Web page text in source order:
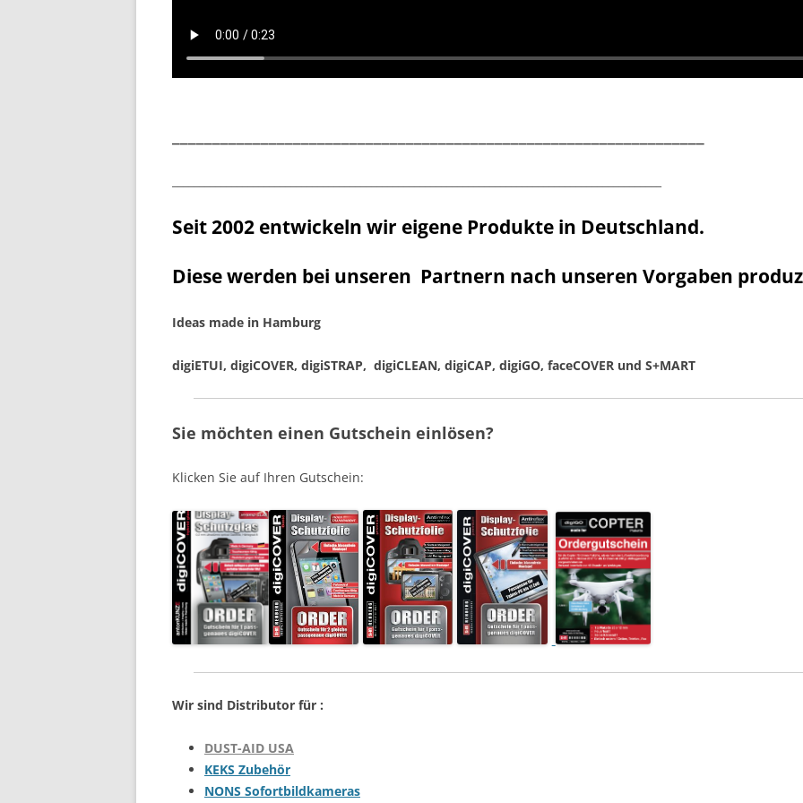
Seit 2002 entwickeln wir eigene Produkte in Deutschland.
Diese werden bei unseren Partnern nach unseren Vorgaben
Ideas made in Hamburg
digiETUI, digiCOVER, digiSTRAP, digiCLEAN, digiCAP, digiGO, faceCOVER und S+MART
Sie möchten einen Gutschein einlösen?
Klicken Sie auf Ihren Gutschein:
Wir sind Distributor für :
DUST-AID USA
KEKS Zubehör
NONS Sofortbildkameras